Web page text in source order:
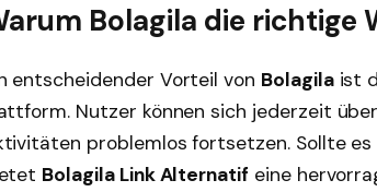
Bolagila die richtige
entscheidender Vorteil von Bolagilaist
Nutzer können sich jederzeit über
problemlos fortsetzen. Sollte es
Bolagila Link Alternatif eine